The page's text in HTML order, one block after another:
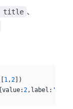
title 、
1 , 2])
2 ,label: '简单'